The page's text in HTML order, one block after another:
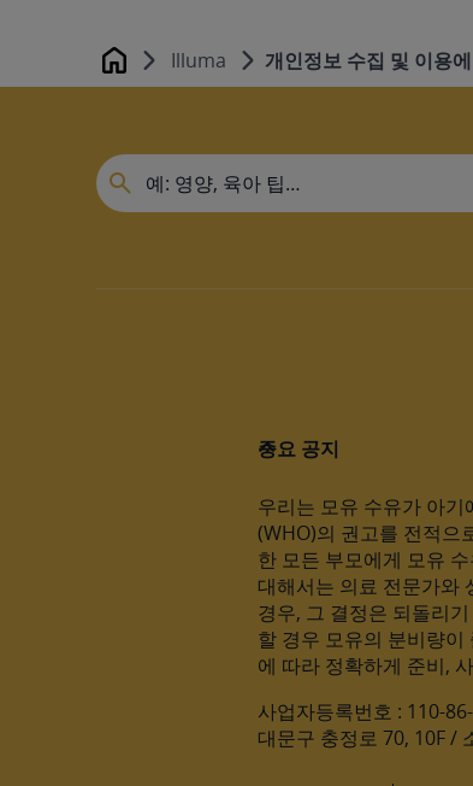
Home Illuma 개인정보 수집 및 이용
중요 공지
우리는 모유 수유가 아
(WHO)의 권고를 전적으
한 모든 부모에게 모유
대해서는 의료 전문가와
경우, 그 결정은 되돌리
할 경우 모유의 분비량
에 따라 정확하게 준비,
사업자등록번호 : 110-
대문구 충정로 70, 10F /